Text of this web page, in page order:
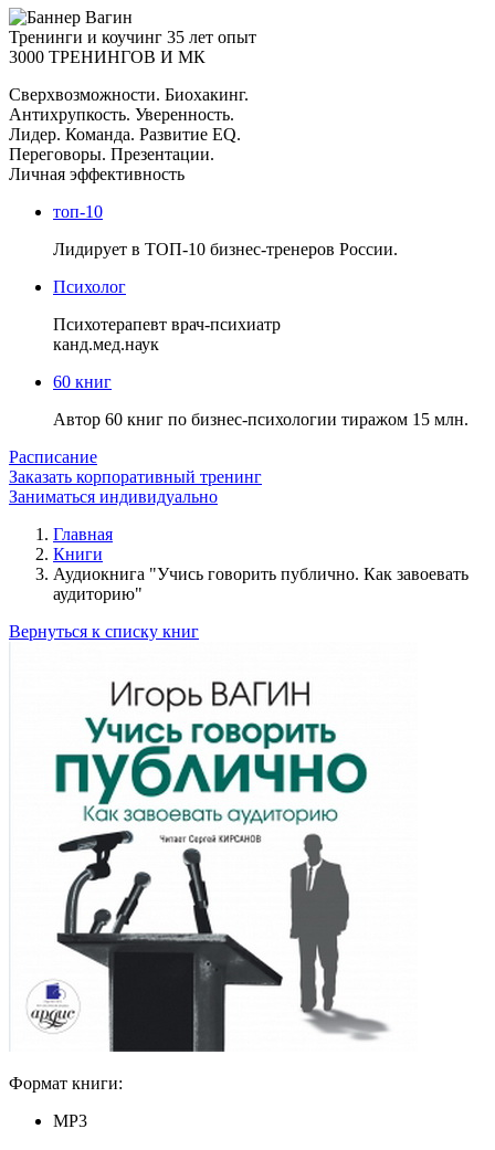
Тренинги и коучинг 35 лет опыт
3000 ТРЕНИНГОВ И МК
Сверхвозможности. Биохакинг.
Антихрупкость. Уверенность.
Лидер. Команда. Развитие EQ.
Переговоры. Презентации.
Личная эффективность
топ-10
Лидирует в ТОП-10 бизнес-тренеров России.
Психолог
Психотерапевт врач-психиатр
канд.мед.наук
60 книг
Автор 60 книг по бизнес-психологии тиражом 15 млн.
Расписание
Заказать корпоративный тренинг
Заниматься индивидуально
Главная
Книги
Аудиокнига "Учись говорить публично. Как завоевать
аудиторию"
Вернуться к списку книг
Формат книги:
MP3